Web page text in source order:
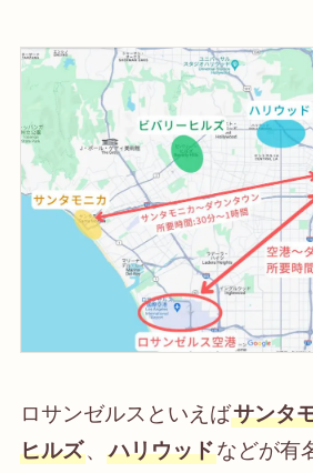
ロサンゼルスといえばサンタ
ヒルズ、 ハリウッドなどが有